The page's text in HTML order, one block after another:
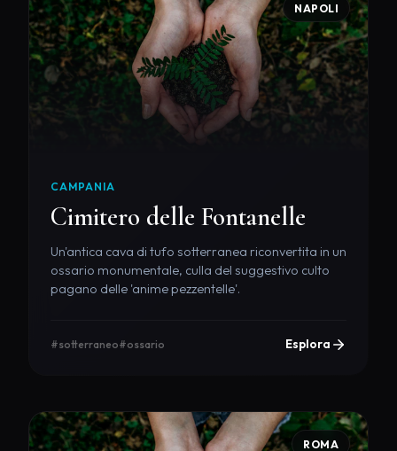
NAPOLI
CAMPANIA
Cimitero delle Fontanelle
Un'antica cava di tufo sotterranea riconvertita in un
ossario monumentale, culla del suggestivo culto
pagano delle 'anime pezzentelle'.
#sotterraneo#ossario Esplora
ROMA